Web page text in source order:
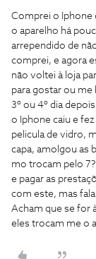
Comprei o Iphone
o aparelho há
arrependido de
comprei, e agora
não voltei à loja
para gostar ou me
3º ou 4º dia
o Iphone caiu e
pelicula de vidro,
capa, amolgou as
mo trocam pelo
e pagar as
com este, mas
Acham que se for
eles trocam me o